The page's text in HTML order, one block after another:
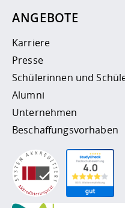
ANGEBOTE
Karriere
Presse
Schülerinnen und
Alumni
Unternehmen
Beschaffungsvorhaben